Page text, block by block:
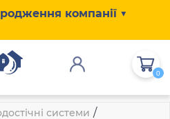
компанії ▼
0
системи /